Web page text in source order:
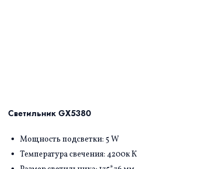
Светильник GX5380
Мощность подсветки: 5 W
Температура свечения: 4200к К